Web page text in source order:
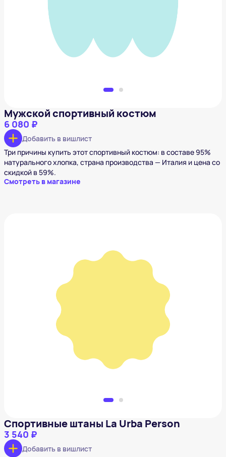
Мужской спортивный костюм
6 080 ₽
Добавить в вишлист
Три причины купить этот спортивный костюм: в составе 95%
натурального хлопка, страна производства — Италия и цена со
скидкой в 59%.
Смотреть в магазине
Спортивные штаны La Urba Person
Спортивные штаны La Urba Person
3 540 ₽
Добавить в вишлист